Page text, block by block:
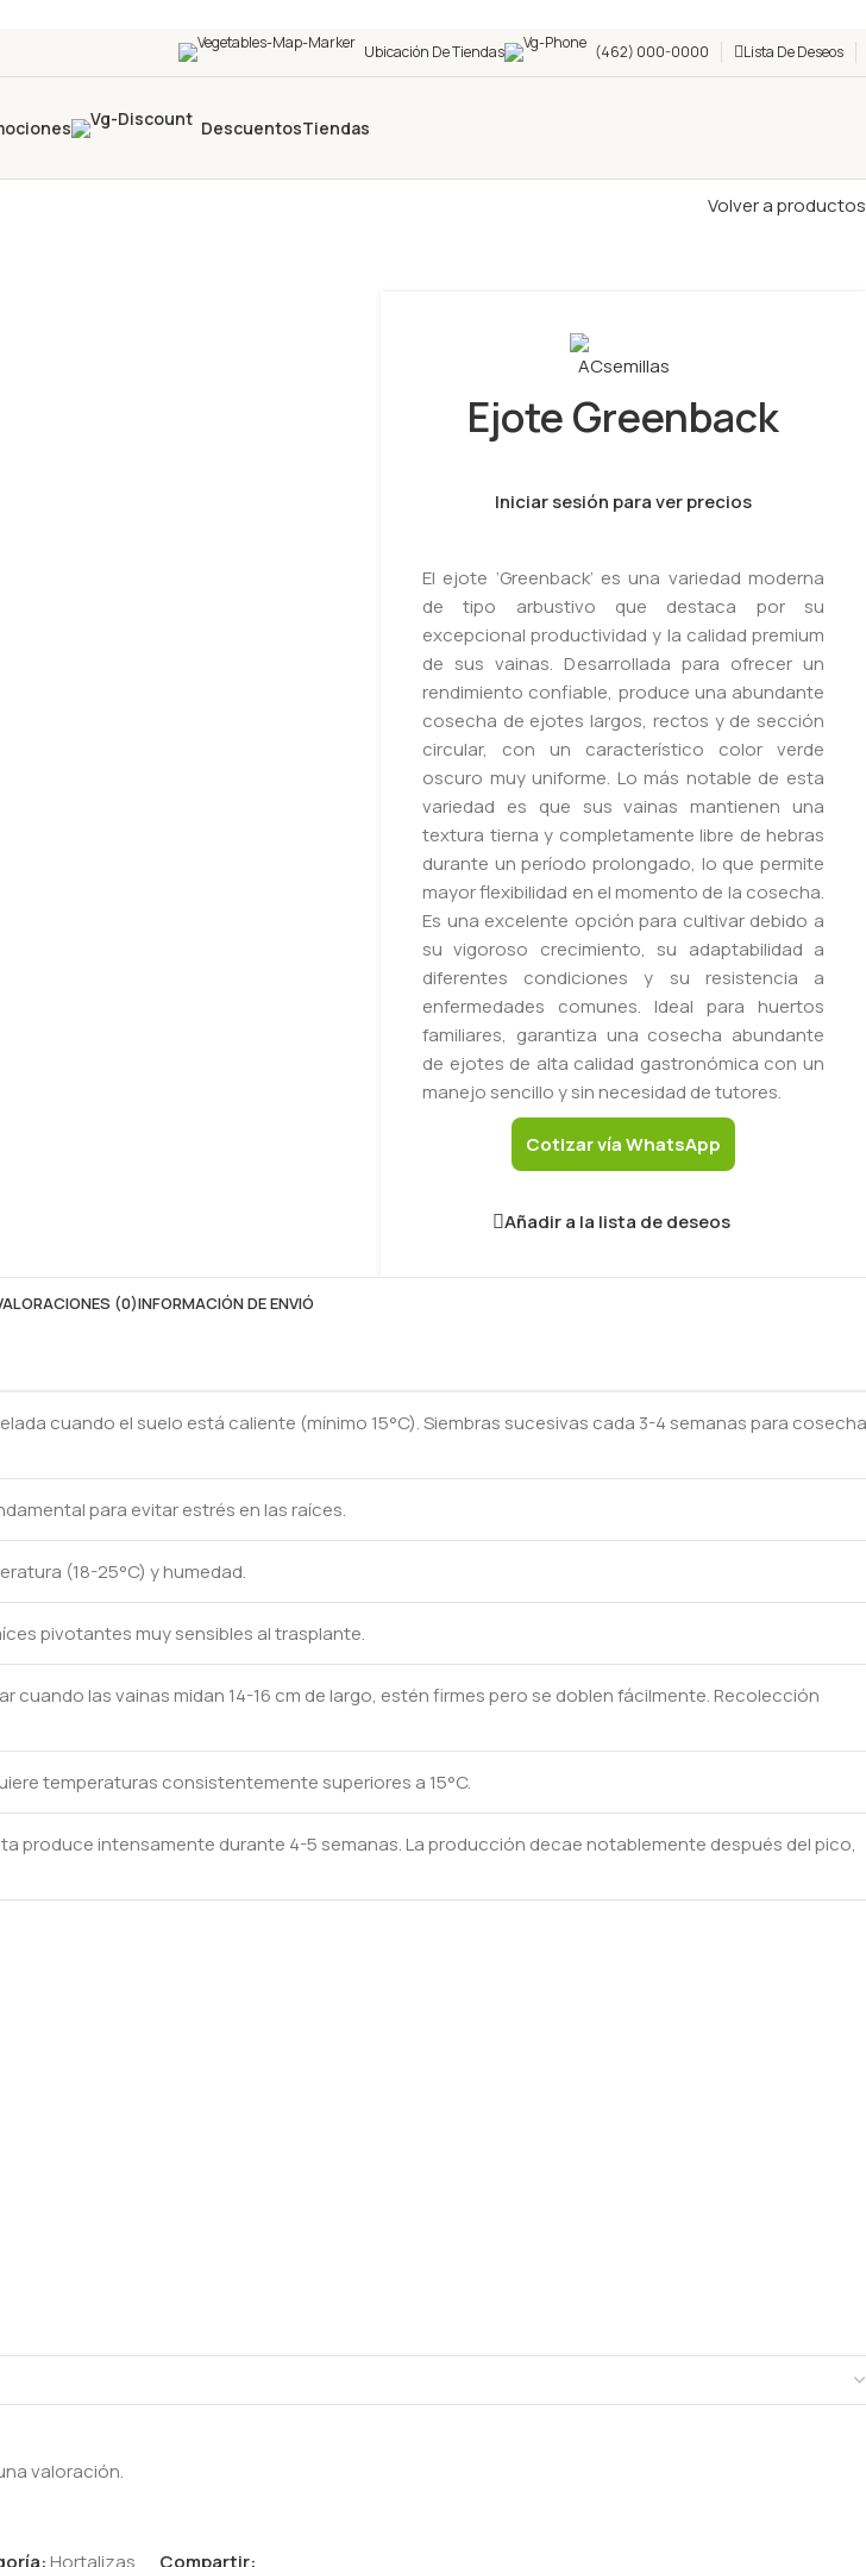
Ubicación De Tiendas (462) 000-0000 Lista De Deseos
DescuentosTiendas
Volver a productos
Ejote Greenback
Iniciar sesión para ver precios
El ejote ‘Greenback’ es una variedad moderna
de tipo arbustivo que destaca por su
excepcional productividad y la calidad premium
de sus vainas. Desarrollada para ofrecer un
rendimiento confiable, produce una abundante
cosecha de ejotes largos, rectos y de sección
circular, con un característico color verde
oscuro muy uniforme. Lo más notable de esta
variedad es que sus vainas mantienen una
textura tierna y completamente libre de hebras
durante un período prolongado, lo que permite
mayor flexibilidad en el momento de la cosecha.
Es una excelente opción para cultivar debido a
su vigoroso crecimiento, su adaptabilidad a
diferentes condiciones y su resistencia a
enfermedades comunes. Ideal para huertos
familiares, garantiza una cosecha abundante
de ejotes de alta calidad gastronómica con un
manejo sencillo y sin necesidad de tutores.
Cotizar vía WhatsApp
Añadir a la lista de deseos
(0)INFORMACIÓN DE ENVIÓ
cuando el suelo está caliente (mínimo 15°C). Siembras sucesivas cada 3-4 semanas para cosecha
para evitar estrés en las raíces.
(18-25°C) y humedad.
pivotantes muy sensibles al trasplante.
cuando las vainas midan 14-16 cm de largo, estén firmes pero se doblen fácilmente. Recolección
temperaturas consistentemente superiores a 15°C.
produce intensamente durante 4-5 semanas. La producción decae notablemente después del pico,
valoración.
Hortalizas Compartir: